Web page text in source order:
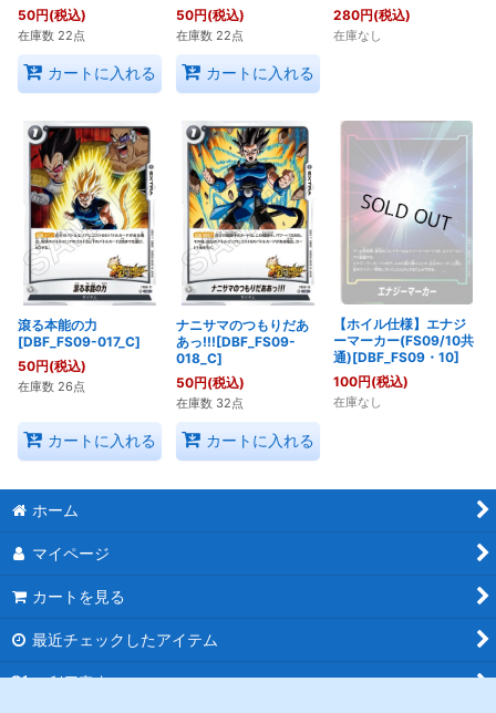
50円(税込)
在庫数 22点
カートに入れる
50円(税込)
在庫数 22点
カートに入れる
280円(税込)
在庫なし
滾る本能の力
[DBF_FS09-017_C]
50円(税込)
在庫数 26点
カートに入れる
ナニサマのつもりだあ
あっ!!![DBF_FS09-
018_C]
50円(税込)
在庫数 32点
カートに入れる
【ホイル仕様】エナジ
ーマーカー(FS09/10共
通)[DBF_FS09・10]
100円(税込)
在庫なし
ホーム
マイページ
カートを見る
最近チェックしたアイテム
ご利用案内